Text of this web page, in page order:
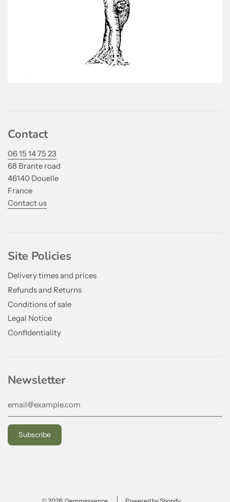
Contact
06 15 14 75 23
68 Brante road
46140 Douelle
France
Contact us
Site Policies
Delivery times and prices
Refunds and Returns
Conditions of sale
Legal Notice
Confidentiality
Newsletter